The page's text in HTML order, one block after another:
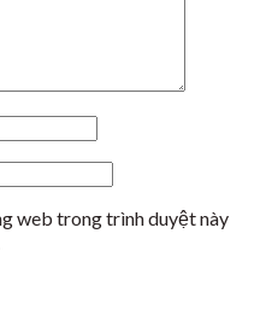
web trong trình duyệt này